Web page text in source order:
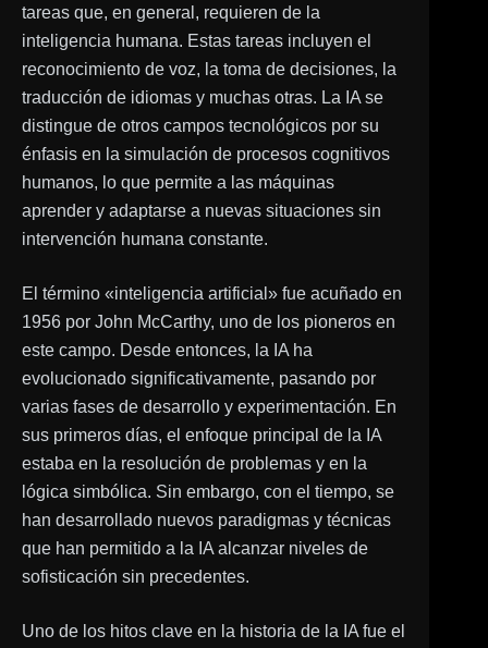
tareas que, en general, requieren de la
inteligencia humana. Estas tareas incluyen el
reconocimiento de voz, la toma de decisiones, la
traducción de idiomas y muchas otras. La IA se
distingue de otros campos tecnológicos por su
énfasis en la simulación de procesos cognitivos
humanos, lo que permite a las máquinas
aprender y adaptarse a nuevas situaciones sin
intervención humana constante.
El término «inteligencia artificial» fue acuñado en
1956 por John McCarthy, uno de los pioneros en
este campo. Desde entonces, la IA ha
evolucionado significativamente, pasando por
varias fases de desarrollo y experimentación. En
sus primeros días, el enfoque principal de la IA
estaba en la resolución de problemas y en la
lógica simbólica. Sin embargo, con el tiempo, se
han desarrollado nuevos paradigmas y técnicas
que han permitido a la IA alcanzar niveles de
sofisticación sin precedentes.
Uno de los hitos clave en la historia de la IA fue el